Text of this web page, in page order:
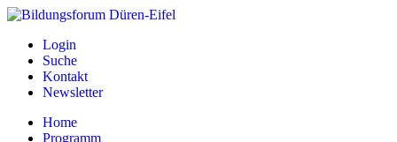
Login
Suche
Kontakt
Newsletter
Home
Programm